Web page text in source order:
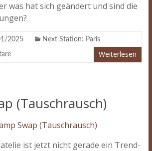
was hat sich geändert und sind die
2025 Next Station: Paris
Weiterlesen
(Tauschrausch)
ist jetzt nicht gerade ein Trend-